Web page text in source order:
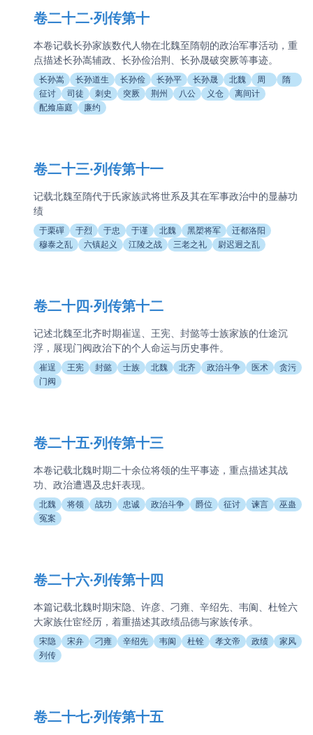
卷二十二·列传第十
本卷记载长孙家族数代人物在北魏至隋朝的政治军事活动，重
点描述长孙嵩辅政、长孙俭治荆、长孙晟破突厥等事迹。
长孙嵩 长孙道生 长孙俭 长孙平 长孙晟 北魏 周
隋
征讨
司徒 刺史 突厥 荆州 八公 义仓
离间计
配飨庙庭
廉约
卷二十三·列传第十一
记载北魏至隋代于氏家族武将世系及其在军事政治中的显赫功
绩
于栗磾 于烈 于忠 于谨 北魏 黑槊将军
迁都洛阳
穆泰之乱
六镇起义 江陵之战 三老之礼 尉迟迥之乱
卷二十四·列传第十二
记述北魏至北齐时期崔逞、王宪、封懿等士族家族的仕途沉
浮，展现门阀政治下的个人命运与历史事件。
崔逞 王宪 封懿 士族 北魏 北齐 政治斗争 医术
贪污
门阀
卷二十五·列传第十三
本卷记载北魏时期二十余位将领的生平事迹，重点描述其战
功、政治遭遇及忠奸表现。
北魏 将领 战功 忠诚 政治斗争 爵位 征讨 谏言
巫蛊
冤案
卷二十六·列传第十四
本篇记载北魏时期宋隐、许彦、刁雍、辛绍先、韦阆、杜铨六
大家族仕宦经历，着重描述其政绩品德与家族传承。
宋隐 宋弁 刁雍 辛绍先 韦阆 杜铨 孝文帝 政绩
家风
列传
卷二十七·列传第十五